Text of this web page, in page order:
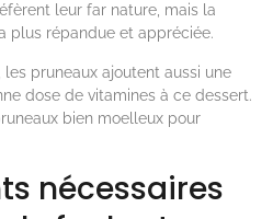
leur far nature, mais la
plus répandue et appréciée.
pruneaux ajoutent aussi une
dose de vitamines à ce dessert.
bien moelleux pour
nécessaires